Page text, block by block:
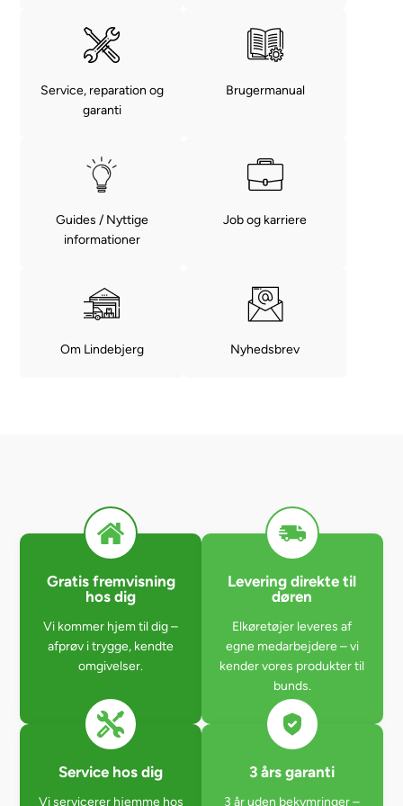
Service, reparation og
garanti
Brugermanual
Guides / Nyttige
informationer
Job og karriere
Om Lindebjerg Nyhedsbrev
Gratis fremvisning
hos dig
Vi kommer hjem til dig –
afprøv i trygge, kendte
omgivelser.
Levering direkte til
døren
Elkøretøjer leveres af
egne medarbejdere – vi
kender vores produkter til
bunds.
Service hos dig
Vi servicerer hjemme hos
3 års garanti
3 år uden bekymringer –